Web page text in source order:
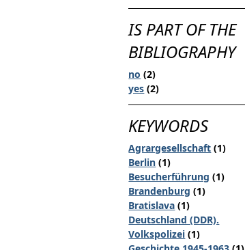
IS PART OF THE
BIBLIOGRAPHY
no (2)
yes (2)
KEYWORDS
Agrargesellschaft (1)
Berlin (1)
Besucherführung (1)
Brandenburg (1)
Bratislava (1)
Deutschland (DDR).
Volkspolizei (1)